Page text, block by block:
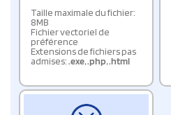
Taille maximale du fichier:
8MB
Fichier vectoriel de
préférence
Extensions de fichiers pas
admises:.exe,.php,.html